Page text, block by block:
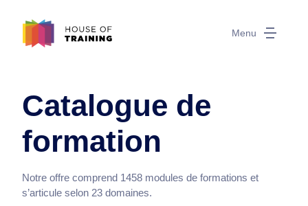
Menu
Catalogue de
formation
Notre offre comprend 1458 modules de formations et
s’articule selon 23 domaines.